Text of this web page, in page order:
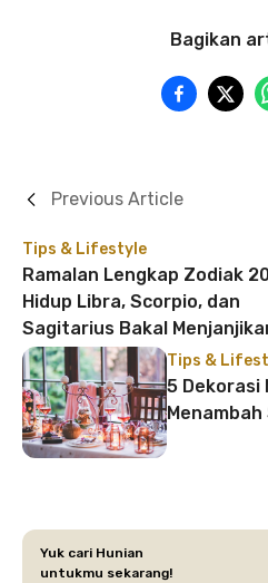
Bagikan
Tips & Lifestyle
Ramalan Lengkap Zodiak
Hidup Libra, Scorpio, dan
Sagitarius Bakal
Previous Article
Tips &
5 Dekorasi
Yuk cari Hunian
untukmu sekarang!